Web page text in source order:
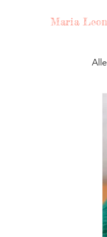
Maria Leon